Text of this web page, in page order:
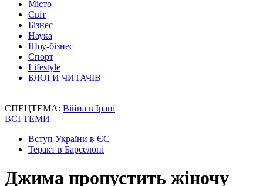
Місто
Світ
Бізнес
Наука
Шоу-бізнес
Спорт
Lifestyle
БЛОГИ ЧИТАЧІВ
СПЕЦТЕМА: Війна в Ірані
ВСІ ТЕМИ
Вступ України в ЄС
Теракт в Барселоні
Джима пропустить жіночу